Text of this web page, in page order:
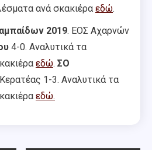
ανά σκακιέρα εδώ.
2019. ΕΟΣ Αχαρνών
4-0. Αναλυτικά τα
εδώ. ΣΟ
1-3. Αναλυτικά τα
εδώ.